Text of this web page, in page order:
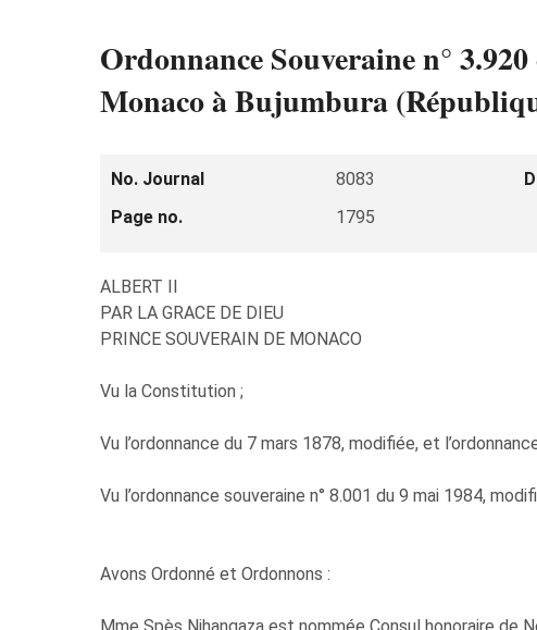
Ordonnance Souveraine n°
Monaco à Bujumbura
No. Journal 8083
Page no.
1795
ALBERT II
PAR LA GRACE DE DIEU
PRINCE SOUVERAIN DE MONACO
Vu la Constitution ;
Vu l’ordonnance du 7 mars 1878, modifiée, et
Vu l’ordonnance souveraine n° 8.001 du 9 mai 1984,
Avons Ordonné et Ordonnons :